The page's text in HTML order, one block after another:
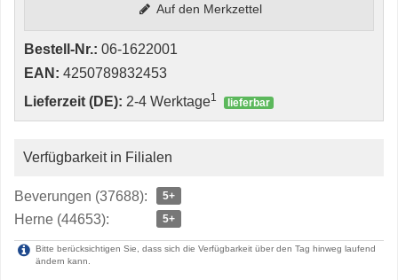
Auf den Merkzettel
Bestell-Nr.: 06-1622001
EAN: 4250789832453
Lieferzeit (DE): 2-4 Werktage1 lieferbar
Verfügbarkeit in Filialen
Beverungen (37688): 5+
Herne (44653): 5+
Bitte berücksichtigen Sie, dass sich die Verfügbarkeit über den Tag hinweg laufend
ändern kann.